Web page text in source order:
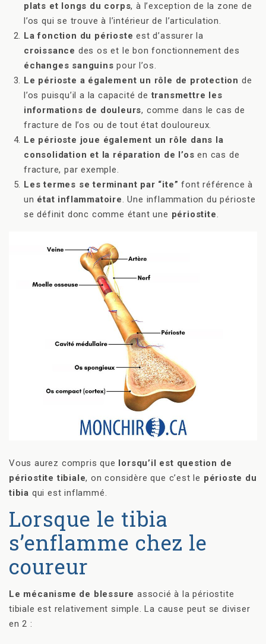
plats et longs du corps, à l’exception de la zone de
l’os qui se trouve à l’intérieur de l’articulation.
La fonction du périoste est d’assurer la
croissance des os et le bon fonctionnement des
échanges sanguins pour l’os.
Le périoste a également un rôle de protection de
l’os puisqu’il a la capacité detransmettre les
informations de douleurs, comme dans le cas de
fracture de l’os ou de tout état douloureux.
Le périoste joue également un rôle dans la
consolidation et la réparation de l’os en cas de
fracture, par exemple.
Les termes se terminant par “ite” font référence à
un état inflammatoire. Une inflammation du périoste
se définit donc comme étant une périostite.
Vous aurez compris que lorsqu’il est question de
périostite tibiale, on considère que c’est le périoste du
tibia qui est inflammé.
Lorsque le tibia
s’enflamme chez le
coureur
Le mécanisme de blessure associé à la périostite
tibiale est relativement simple. La cause peut se diviser
en 2 :